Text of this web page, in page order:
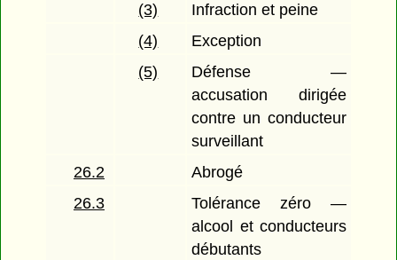
(3)
Infraction et peine
(4)
Exception
(5)
Défense —
accusation dirigée
contre un conducteur
surveillant
26.2
Abrogé
26.3
Tolérance zéro —
alcool et conducteurs
débutants